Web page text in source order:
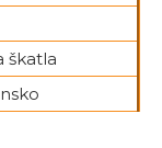
škatla